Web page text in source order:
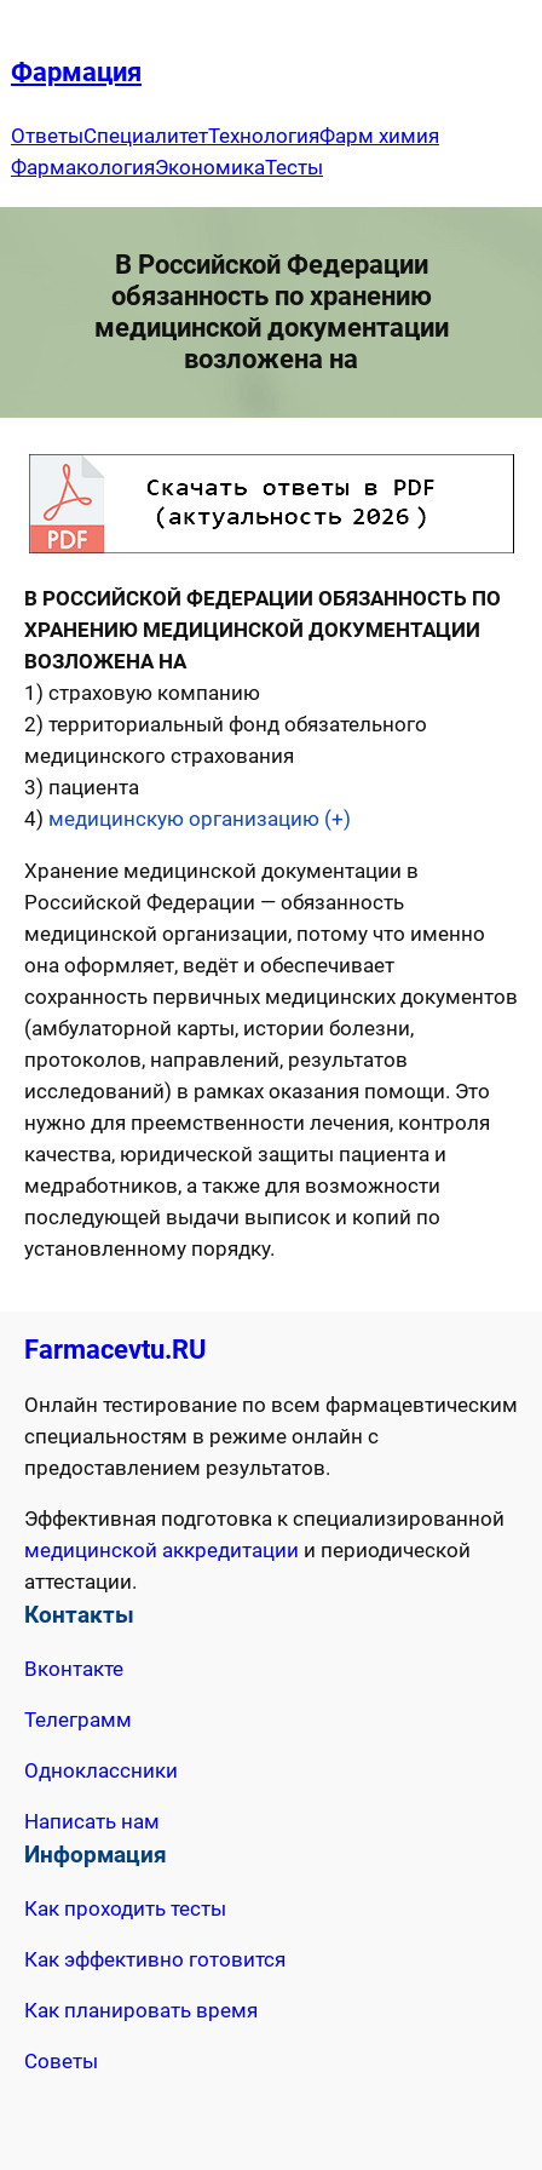
содержимому
Фармация
ОтветыСпециалитетТехнологияФарм химия
ФармакологияЭкономикаТесты
В Российской Федерации
обязанность по хранению
медицинской документации
возложена на
В РОССИЙСКОЙ ФЕДЕРАЦИИ ОБЯЗАННОСТЬ ПО
ХРАНЕНИЮ МЕДИЦИНСКОЙ ДОКУМЕНТАЦИИ
ВОЗЛОЖЕНА НА
1) страховую компанию
2) территориальный фонд обязательного
медицинского страхования
3) пациента
4) медицинскую организацию (+)
Хранение медицинской документации в
Российской Федерации — обязанность
медицинской организации, потому что именно
она оформляет, ведёт и обеспечивает
сохранность первичных медицинских документов
(амбулаторной карты, истории болезни,
протоколов, направлений, результатов
исследований) в рамках оказания помощи. Это
нужно для преемственности лечения, контроля
качества, юридической защиты пациента и
медработников, а также для возможности
последующей выдачи выписок и копий по
установленному порядку.
Farmacevtu.RU
Онлайн тестирование по всем фармацевтическим
специальностям в режиме онлайн с
предоставлением результатов.
Эффективная подготовка к специализированной
медицинской аккредитации и периодической
аттестации.
Контакты
Вконтакте
Телеграмм
Одноклассники
Написать нам
Информация
Как проходить тесты
Как эффективно готовится
Как планировать время
Советы